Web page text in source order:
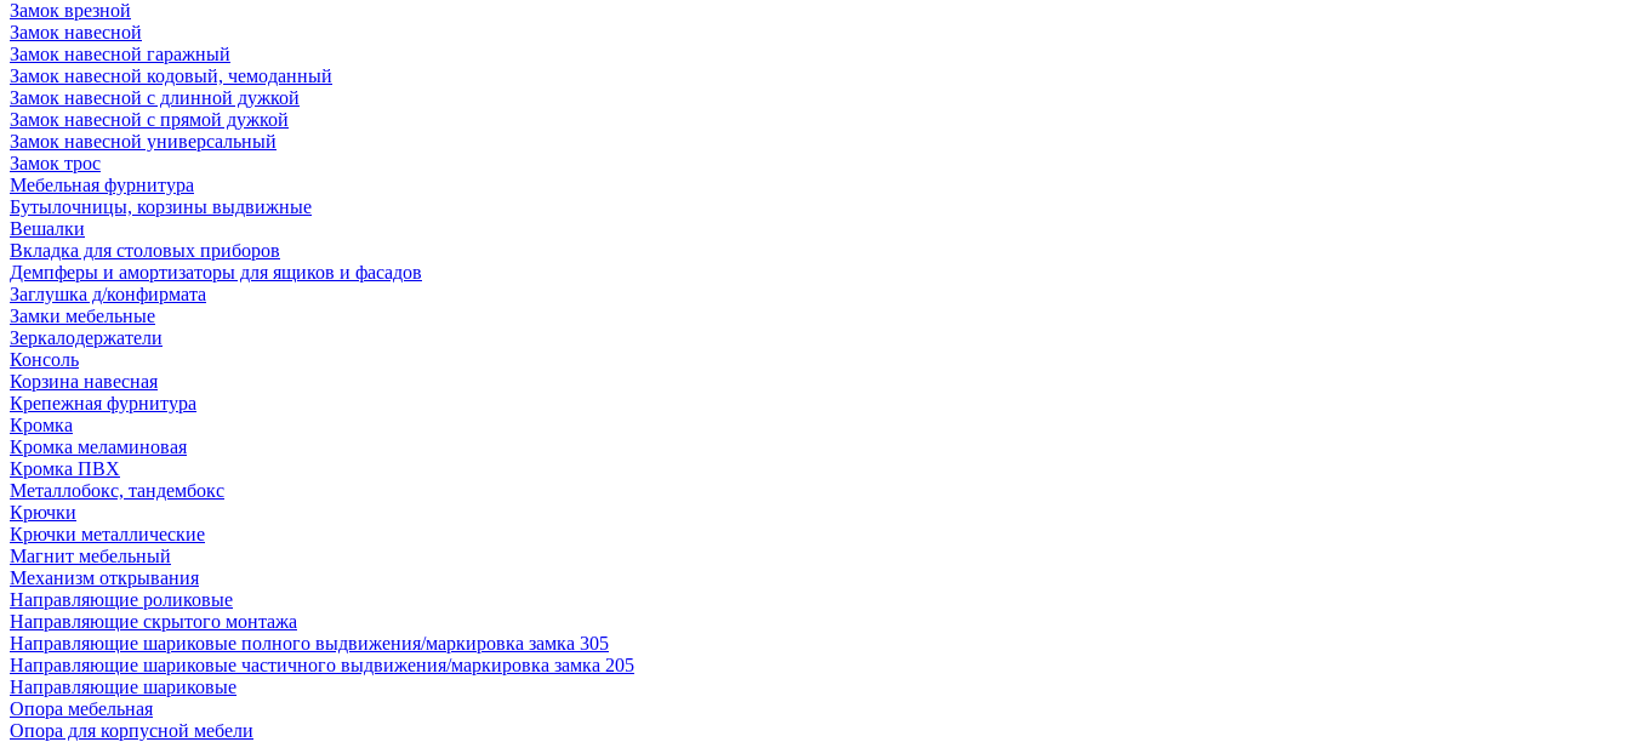
Замок врезной
Замок навесной
Замок навесной гаражный
Замок навесной кодовый, чемоданный
Замок навесной с длинной дужкой
Замок навесной с прямой дужкой
Замок навесной универсальный
Замок трос
Мебельная фурнитура
Бутылочницы, корзины выдвижные
Вешалки
Вкладка для столовых приборов
Демпферы и амортизаторы для ящиков и фасадов
Заглушка д/конфирмата
Замки мебельные
Зеркалодержатели
Консоль
Корзина навесная
Крепежная фурнитура
Кромка
Кромка меламиновая
Кромка ПВХ
Металлобокс, тандембокс
Крючки
Крючки металлические
Магнит мебельный
Механизм открывания
Направляющие роликовые
Направляющие скрытого монтажа
Направляющие шариковые полного выдвижения/маркировка замка 305
Направляющие шариковые частичного выдвижения/маркировка замка 205
Направляющие шариковые
Опора мебельная
Опора для корпусной мебели